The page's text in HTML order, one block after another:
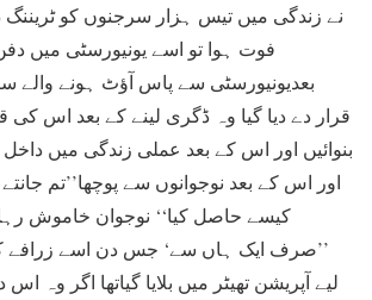
فوت ہوا تو اسے یونیورسٹی میں
بعدیونیورسٹی سے پاس آؤٹ ہونے والے
قرار دے دیا گیا وہ ڈگری لینے کے بعد اس کی
بنوائیں اور اس کے بعد عملی زندگی میں داخل
اور اس کے بعد نوجوانوں سے پوچھا’’تم
کیسے حاصل کیا‘‘ نوجوان خاموش
’’صرف ایک ہاں سے‘ جس دن اسے زرافے
لیے آپریشن تھیٹر میں بلایا گیاتھا اگر وہ اس